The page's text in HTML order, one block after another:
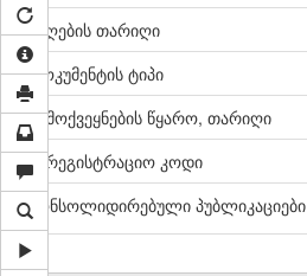
მიღების თარიღი
დოკუმენტის ტიპი
გამოქვეყნების წყარო, თარიღი
სარეგისტრაციო კოდი
კონსოლიდირებული პუბლიკაციები